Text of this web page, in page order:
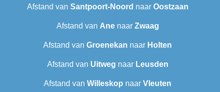
Afstand van Santpoort-Noord naar Oostzaan
Afstand van Anenaar Zwaag
Afstand van Groenekan naar Holten
Afstand van Uitweg naar Leusden
Afstand van Willeskop naar Vleuten